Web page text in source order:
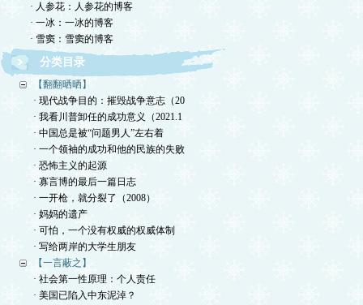
· 人参花：人参花的博客
· 一冰：一冰的博客
· 雪窦：雪窦的博客
分类目录
【翻翻晒晒】
· 现代战争目的：摧毁战争意志（20
· 我看川普卸任的成功意义（2021.1
· 中国总是被“问题男人”左右着
· 一个领袖的成功和他的民族的失败
· 恐怖主义的起源
· 寡言博的最后一篇日志
· 一开枪，就分裂了（2008）
· 妈妈的遗产
· 可怕，一个没有权威的权威体制
· 写给两岸的大学生朋友
【一言蔽之】
· 社会第一性原理：个人责任
· 美国已陷入中东泥淖？